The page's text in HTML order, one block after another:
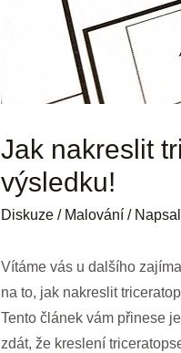
Jak nakreslit
výsledku!
Diskuze / Malování/ Napsal
Vítáme vás u dalšího
na to, jak nakreslit
Tento článek vám přinese
zdát, že kreslení